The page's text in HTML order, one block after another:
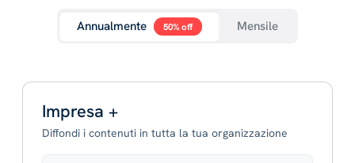
Annualmente 50% off Mensile
Impresa +
Diffondi i contenuti in tutta la tua organizzazione